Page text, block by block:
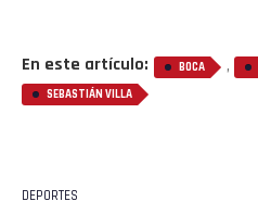
En este artículo: BOCA ,
SEBASTIÁN VILLA
DEPORTES